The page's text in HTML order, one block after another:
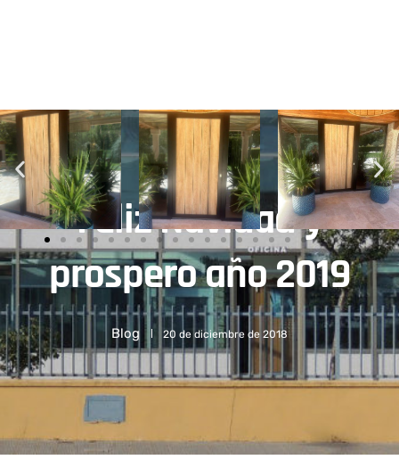
Feliz Navidad y
prospero año 2019
Blog 20 de diciembre de 2018